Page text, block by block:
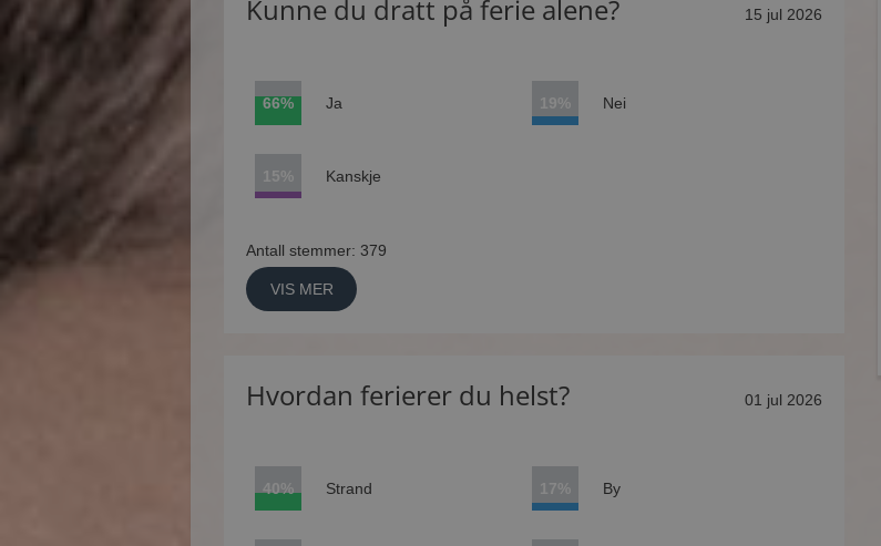
Kunne du dratt på ferie alene? 15 jul 2026
66% Ja 19% Nei
15% Kanskje
Antall stemmer: 379
VIS MER
Hvordan ferierer du helst? 01 jul 2026
40% Strand 17% By